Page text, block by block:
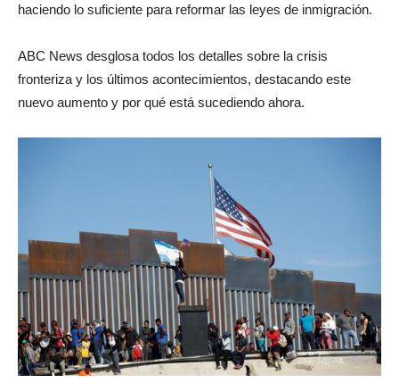
haciendo lo suficiente para reformar las leyes de inmigración.
ABC News desglosa todos los detalles sobre la crisis
fronteriza y los últimos acontecimientos, destacando este
nuevo aumento y por qué está sucediendo ahora.